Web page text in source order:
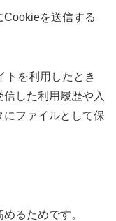
Cookieを送信する
トを利用したとき
した利用履歴や入
ファイルとして保
るためです。